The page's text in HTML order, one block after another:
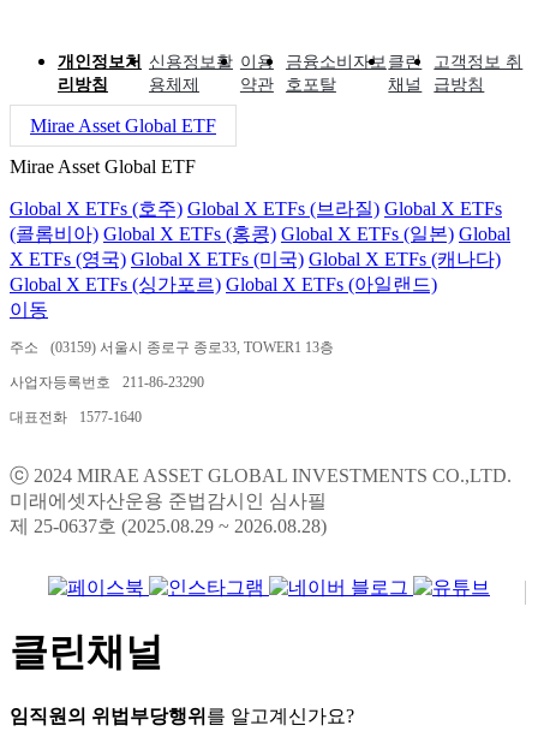
개인정보처
리방침
신용정보활
용체제
이용
약관
금융소비자보
호포탈
클린
채널
고객정보 취
급방침
Mirae Asset Global ETF
Mirae Asset Global ETF
Global X ETFs (호주) Global X ETFs (브라질) Global X ETFs
(콜롬비아) Global X ETFs (홍콩) Global X ETFs (일본) Global
X ETFs (영국) Global X ETFs (미국) Global X ETFs (캐나다)
Global X ETFs (싱가포르) Global X ETFs (아일랜드)
이동
주소 (03159) 서울시 종로구 종로33, TOWER1 13층
사업자등록번호 211-86-23290
대표전화 1577-1640
ⓒ 2024 MIRAE ASSET GLOBAL INVESTMENTS CO.,LTD.
미래에셋자산운용 준법감시인 심사필
제 25-0637호 (2025.08.29 ~ 2026.08.28)
클린채널
임직원의 위법부당행위 를 알고계신가요?